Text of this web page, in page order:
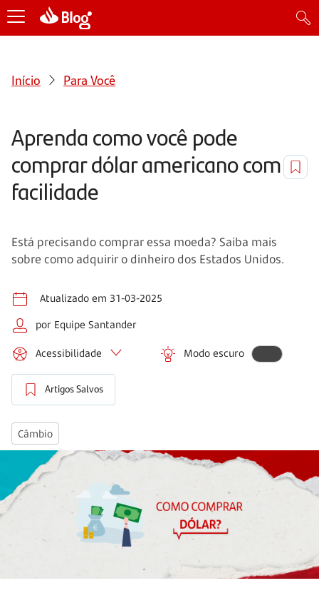
Início Para Você
Aprenda como você pode
comprar dólar americano com
facilidade
Está precisando comprar essa moeda? Saiba mais
sobre como adquirir o dinheiro dos Estados Unidos.
Atualizado em 31-03-2025
por Equipe Santander
Acessibilidade Modo escuro
Artigos Salvos
Câmbio